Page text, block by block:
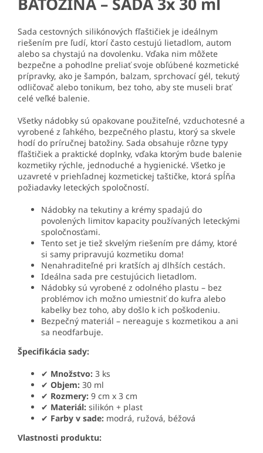
Sada cestovných silikónových fľaštičiek je ideálnym
riešením pre ľudí, ktorí často cestujú lietadlom, autom
alebo sa chystajú na dovolenku. Vďaka nim môžete
bezpečne a pohodlne preliať svoje obľúbené kozmetické
prípravky, ako je šampón, balzam, sprchovací gél, tekutý
odličovač alebo tonikum, bez toho, aby ste museli brať
celé veľké balenie.
Všetky nádobky sú opakovane použiteľné, vzduchotesné a
vyrobené z ľahkého, bezpečného plastu, ktorý sa skvele
hodí do príručnej batožiny. Sada obsahuje rôzne typy
fľaštičiek a praktické doplnky, vďaka ktorým bude balenie
kozmetiky rýchle, jednoduché a hygienické. Všetko je
uzavreté v priehľadnej kozmetickej taštičke, ktorá spĺňa
požiadavky leteckých spoločností.
Nádobky na tekutiny a krémy spadajú do
povolených limitov kapacity používaných leteckými
spoločnosťami.
Tento set je tiež skvelým riešením pre dámy, ktoré
si samy pripravujú kozmetiku doma!
Nenahraditeľné pri kratších aj dlhších cestách.
Ideálna sada pre cestujúcich lietadlom.
Nádobky sú vyrobené z odolného plastu – bez
problémov ich možno umiestniť do kufra alebo
kabelky bez toho, aby došlo k ich poškodeniu.
Bezpečný materiál – nereaguje s kozmetikou a ani
sa neodfarbuje.
Špecifikácia sady:
✔ Množstvo: 3 ks
✔ Objem: 30 ml
✔ Rozmery: 9 cm x 3 cm
✔ Materiál: silikón + plast
✔ Farby v sade: modrá, ružová, béžová
Vlastnosti produktu: